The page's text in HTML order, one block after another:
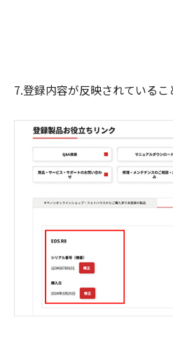
7.登録内容が反映されている